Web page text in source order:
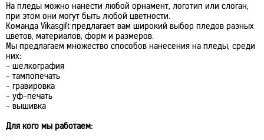
На пледы можно нанести любой орнамент, логотип или слоган,
при этом они могут быть любой цветности.
Команда Vikasgift предлагает вам широкий выбор пледов разных
цветов, материалов, форм и размеров.
Мы предлагаем множество способов нанесения на пледы, среди
них:
- шелкография
- тампопечать
- гравировка
- уф-печать
- вышивка
Для кого мы работаем: